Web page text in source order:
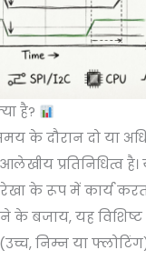
है?
के दौरान दो या
प्रतिनिधित्व है।
के रूप में कार्य
के बजाय, यह
निम्न या